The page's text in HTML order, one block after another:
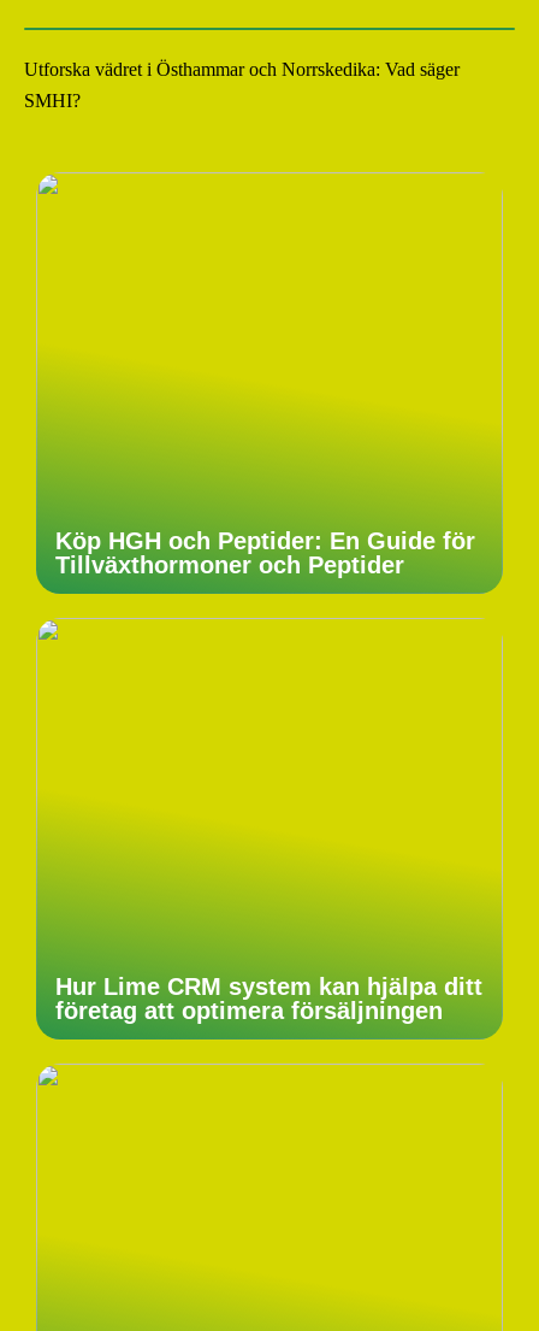
Utforska vädret i Östhammar och Norrskedika: Vad säger
SMHI?
Köp HGH och Peptider: En Guide för
Tillväxthormoner och Peptider
Hur Lime CRM system kan hjälpa ditt
företag att optimera försäljningen